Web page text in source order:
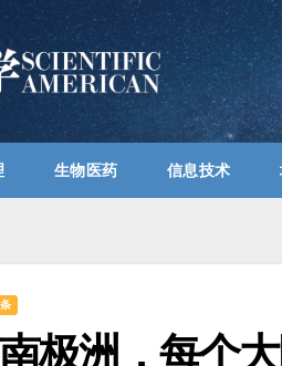
生物医药 信息技术
极洲，每个